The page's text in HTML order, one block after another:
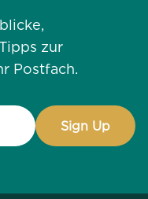
zur
Postfach.